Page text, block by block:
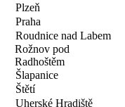
Plzeň
Praha
Roudnice nad Labem
Rožnov pod
Radhoštěm
Šlapanice
Štětí
Uherské Hradiště